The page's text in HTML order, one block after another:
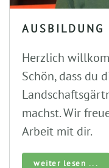
AUSBILDUNG
Herzlich
Schön, dass du
machst. Wir
Arbeit mit dir.
weiter lesen ...